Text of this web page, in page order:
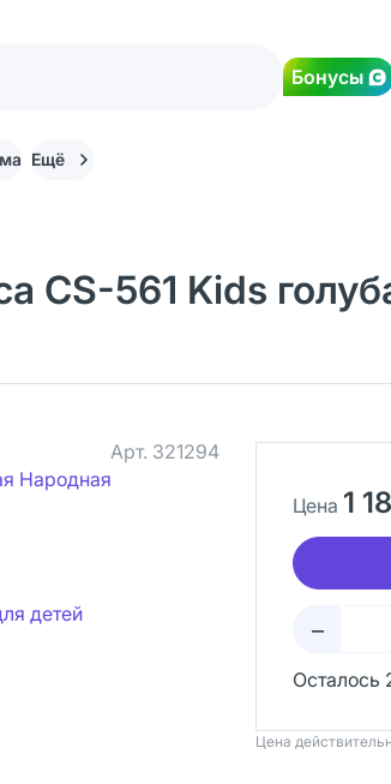
Бонусы
Ещё
CS-561 Kids
Арт. 321294
Народная
детей
Цена 1
–
Осталось
Цена